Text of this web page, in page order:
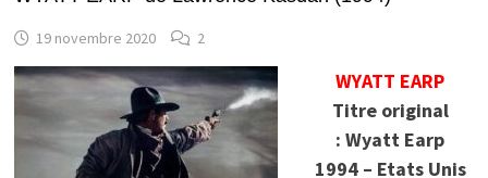
19 novembre 2020 2
WYATT EARP
Titre original
: Wyatt Earp
1994 – Etats Unis